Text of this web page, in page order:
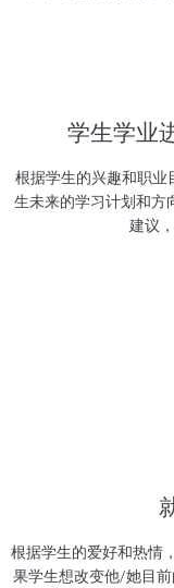
学生学业
根据学生的兴趣和职业
生未来的学习计划和方
建议
根据学生的爱好和热情
果学生想改变他/她目